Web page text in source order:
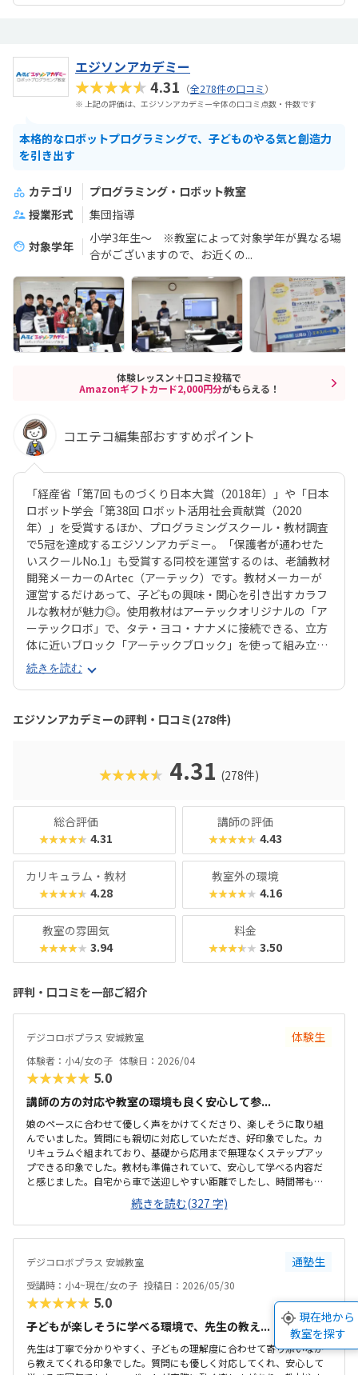
エジソンアカデミー
★★★★★4.31 （全278件の口コミ）
※ 上記の評価は、エジソンアカデミー全体の口コミ点数・件数です
本格的なロボットプログラミングで、子どものやる気と創造力
を引き出す
カテゴリ
プログラミング・ロボット教室
授業形式
集団指導
対象学年
小学3年生～ ※教室によって対象学年が異なる場
合がございますので、お近くの...
体験レッスン＋口コミ投稿で
Amazonギフトカード2,000円分がもらえる！
コエテコ編集部おすすめポイント
「経産省「第7回 ものづくり日本大賞（2018年）」や「日本
ロボット学会「第38回 ロボット活用社会貢献賞（2020
年）」を受賞するほか、プログラミングスクール・教材調査
で5冠を達成するエジソンアカデミー。「保護者が通わせた
いスクールNo.1」も受賞する同校を運営するのは、老舗教材
開発メーカーのArtec（アーテック）です。教材メーカーが
運営するだけあって、子どもの興味・関心を引き出すカラフ
ルな教材が魅力◎。使用教材はアーテックオリジナルの「ア
ーテックロボ」で、タテ・ヨコ・ナナメに接続できる、立方
体に近いブロック「アーテックブロック」を使って組み立て
ます。一般的なブロック教材に比べて自由度が高いので、立
体が苦手なお子さんでも思うとおりのロボットが組み立てら
れるでしょう。レゴ®︎ブロックよりも色合いがやさしめなの
で、女の子もとっつきやすいはずです。エジソンアカデミー
のカリキュラムの目玉は、毎月新しいロボットが作れるこ
ど高度なものにもチャレンジできます。基礎カリキュラムは
2年分ですが、3年目以降の生徒に向けた「エキスパート編」
安心です。最近では「Universal Robotics Challenge（UR
C）」という大会を立ち上げるなど、ますます子どものやる
気を引き出すスクールになっています。
続きを読む
エジソンアカデミーの評判・口コミ(278件)
★★★★★ 4.31 (278件)
総合評価
★★★★★ 4.31
講師の評価
★★★★★ 4.43
カリキュラム・教材
★★★★★ 4.28
教室外の環境
★★★★★ 4.16
教室の雰囲気
★★★★★ 3.94
料金
★★★★★ 3.50
評判・口コミを一部ご紹介
デジコロボプラス 安城教室 体験生
体験者：小4/女の子 体験日：2026/04
★★★★★ 5.0
講師の方の対応や教室の環境も良く安心して参...
娘のペースに合わせて優しく声をかけてくださり、楽しそうに取り組
んでいました。質問にも親切に対応していただき、好印象でした。カ
リキュラムぐ組まれており、基礎から応用まで無理なくステップアッ
プできる印象でした。教材も準備されていて、安心して学べる内容だ
と感じました。自宅から車で送迎しやすい距離でしたし、時間帯も無
理なく通える範囲で、安心して続けられそうです。教材がきちんと整
備されており学習に集中できる環境だと感じました。教室全体の雰囲
気も明るく初めてでも入りやすかったです。ロボット教材や指導の質
を踏まえると料金は適切だと思います。。内容に見合った価格だと感
気づくりがされていると感じました。
続きを読む(327 字)
デジコロボプラス 安城教室 通塾生
受講時：小4~現在/女の子 投稿日：2026/05/30
★★★★★ 5.0
子どもが楽しそうに学べる環境で、先生の教え...
先生は丁寧で分かりやすく、子どもの理解度に合わせて寄り添いなが
ら教えてくれる印象でした。質問にも優しく対応してくれ、安心して
現在地から
教室を探す